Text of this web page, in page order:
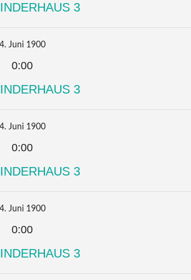
3
4. Juni 1900
0:00
3
4. Juni 1900
0:00
3
4. Juni 1900
0:00
3